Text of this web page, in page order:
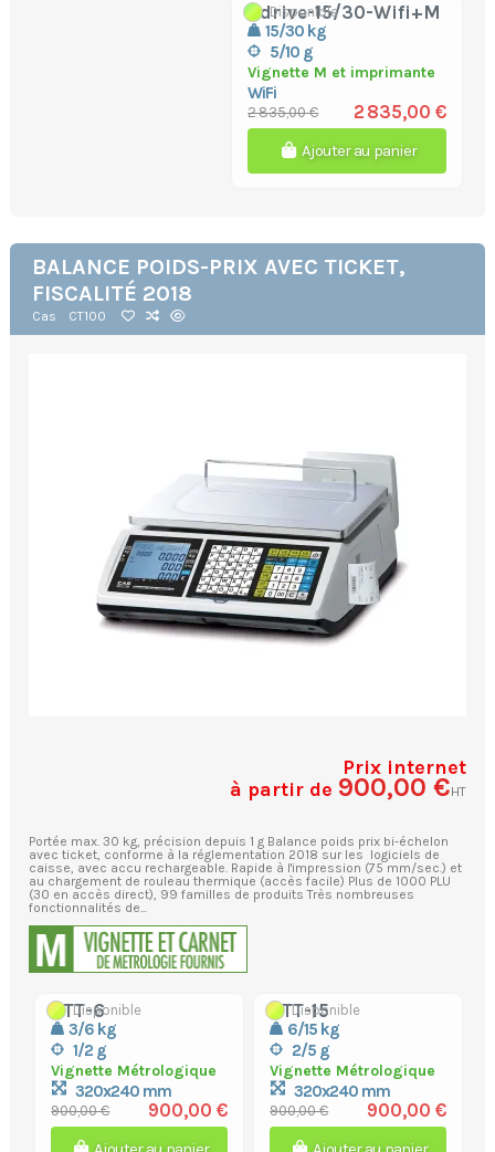
bdrive-15/30-Wifi+M
15/30 kg
5/10 g
Vignette M et imprimante
WiFi
Disponible
2 835,00 € 2 835,00 €
Ajouter au panier
BALANCE POIDS-PRIX AVEC TICKET,
FISCALITÉ 2018
Cas CT100
Prix internet
à partir de 900,00 €HT
Portée max. 30 kg, précision depuis 1 g Balance poids prix bi-échelon
avec ticket, conforme à la réglementation 2018 sur les logiciels de
caisse, avec accu rechargeable. Rapide à l'impression (75 mm/sec.) et
au chargement de rouleau thermique (accès facile) Plus de 1000 PLU
(30 en accès direct), 99 familles de produits Très nombreuses
fonctionnalités de...
CTT-6
3/6 kg
1/2 g
Vignette Métrologique
320x240 mm
Disponible
900,00 € 900,00 €
CTT-15
6/15 kg
2/5 g
Vignette Métrologique
320x240 mm
Disponible
900,00 € 900,00 €